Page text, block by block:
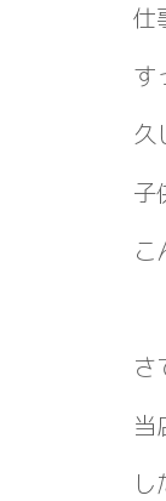
仕
す
久
子
当
し